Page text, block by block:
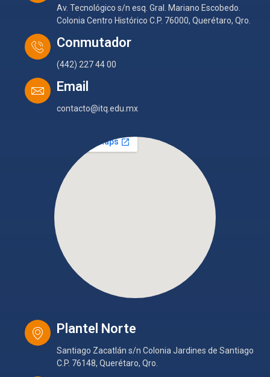
Av. Tecnológico s/n esq. Gral. Mariano Escobedo.
Colonia Centro Histórico C.P. 76000, Querétaro, Qro.
Conmutador
(442) 227 44 00
Email
contacto@itq.edu.mx
Plantel Norte
Santiago Zacatlán s/n Colonia Jardines de Santiago
C.P. 76148, Querétaro, Qro.